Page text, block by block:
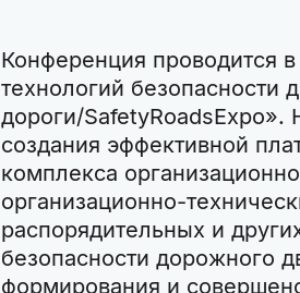
Конференция проводится
технологий
дороги/
создания эффективной
комплекса
организационно-
распорядительных и
безопасности дорожного
формирования и